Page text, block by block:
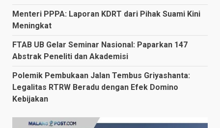
Menteri PPPA: Laporan KDRT dari Pihak Suami Kini
Meningkat
FTAB UB Gelar Seminar Nasional: Paparkan 147
Abstrak Peneliti dan Akademisi
Polemik Pembukaan Jalan Tembus Griyashanta:
Legalitas RTRW Beradu dengan Efek Domino
Kebijakan